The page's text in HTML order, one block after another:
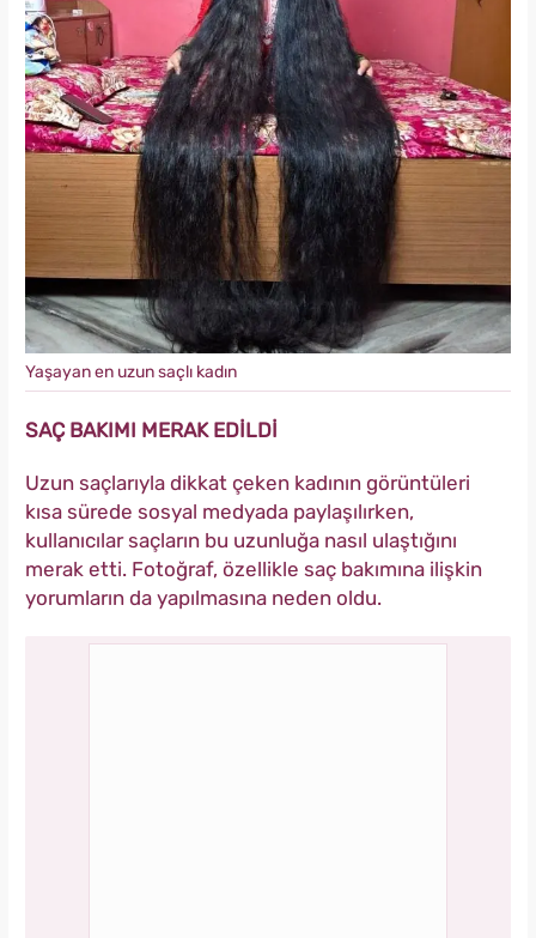
Yaşayan en uzun saçlı kadın
SAÇ BAKIMI MERAK EDİLDİ
Uzun saçlarıyla dikkat çeken kadının görüntüleri
kısa sürede sosyal medyada paylaşılırken,
kullanıcılar saçların bu uzunluğa nasıl ulaştığını
merak etti. Fotoğraf, özellikle saç bakımına ilişkin
yorumların da yapılmasına neden oldu.